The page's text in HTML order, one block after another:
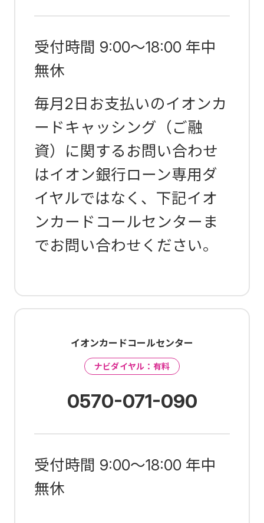
受付時間 9:00～18:00 年中
無休
毎月2日お支払いのイオンカ
ードキャッシング（ご融
資）に関するお問い合わせ
はイオン銀行ローン専用ダ
イヤルではなく、下記イオ
ンカードコールセンターま
でお問い合わせください。
イオンカードコールセンター
ナビダイヤル：有料
0570-071-090
受付時間 9:00～18:00 年中
無休